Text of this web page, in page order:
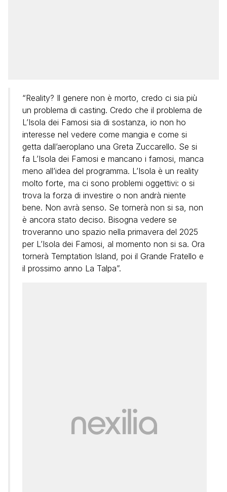
“Reality? Il genere non è morto, credo ci sia più
un problema di casting. Credo che il problema de
L’Isola dei Famosi sia di sostanza, io non ho
interesse nel vedere come mangia e come si
getta dall’aeroplano una Greta Zuccarello. Se si
fa L’Isola dei Famosi e mancano i famosi, manca
meno all’idea del programma. L’Isola è un reality
molto forte, ma ci sono problemi oggettivi: o si
trova la forza di investire o non andrà niente
bene. Non avrà senso. Se tornerà non si sa, non
è ancora stato deciso. Bisogna vedere se
troveranno uno spazio nella primavera del 2025
per L’Isola dei Famosi, al momento non si sa. Ora
tornerà Temptation Island, poi il Grande Fratello e
il prossimo anno La Talpa”.